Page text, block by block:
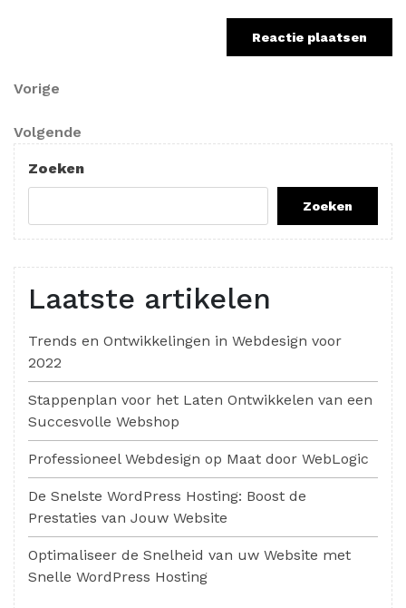
Berichtnavigatie
Vorig
Vorige
Volgend
bericht
Volgende
Zoeken
Zoeken
Laatste artikelen
Trends en Ontwikkelingen in Webdesign voor
2022
Stappenplan voor het Laten Ontwikkelen van een
Succesvolle Webshop
Professioneel Webdesign op Maat door WebLogic
De Snelste WordPress Hosting: Boost de
Prestaties van Jouw Website
Optimaliseer de Snelheid van uw Website met
Snelle WordPress Hosting